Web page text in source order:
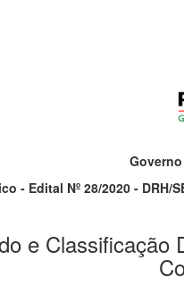
- Edital Nº 28/2020 - DRH/
e Classificação